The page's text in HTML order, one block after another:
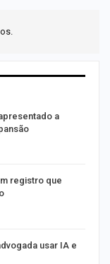
a
registro que
usar IA e